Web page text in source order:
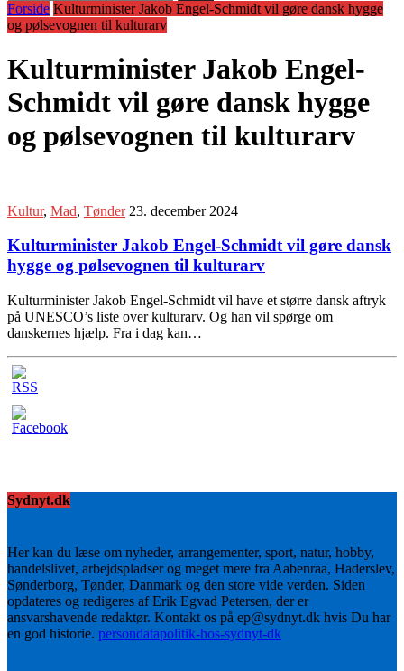
efter:
Forside Kulturminister Jakob Engel-Schmidt vil gøre dansk hygge
og pølsevognen til kulturarv
Kulturminister Jakob Engel-
Schmidt vil gøre dansk hygge
og pølsevognen til kulturarv
Kultur, Mad, Tønder 23. december 2024
Kulturminister Jakob Engel-Schmidt vil gøre dansk
hygge og pølsevognen til kulturarv
Kulturminister Jakob Engel-Schmidt vil have et større dansk aftryk
på UNESCO’s liste over kulturarv. Og han vil spørge om
danskernes hjælp. Fra i dag kan…
Sydnyt.dk
Her kan du læse om nyheder, arrangementer, sport, natur, hobby,
handelslivet, arbejdspladser og meget mere fra Aabenraa, Haderslev,
Sønderborg, Tønder, Danmark og den store vide verden. Siden
opdateres og redigeres af Erik Egvad Petersen, der er
ansvarshavende redaktør. Kontakt os på ep@sydnyt.dk hvis Du har
en god historie. persondatapolitik-hos-sydnyt-dk